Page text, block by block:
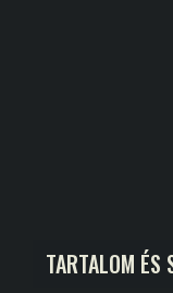
TARTALOM ÉS